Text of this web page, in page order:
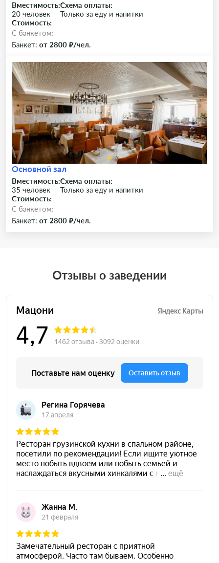
Вместимость:
20 человек
Схема оплаты:
Только за еду и напитки
Стоимость:
C банкетом:
Банкет: от 2800 ₽/чел.
Основной зал
Вместимость:
35 человек
Схема оплаты:
Только за еду и напитки
Стоимость:
C банкетом:
Банкет: от 2800 ₽/чел.
Отзывы о заведении